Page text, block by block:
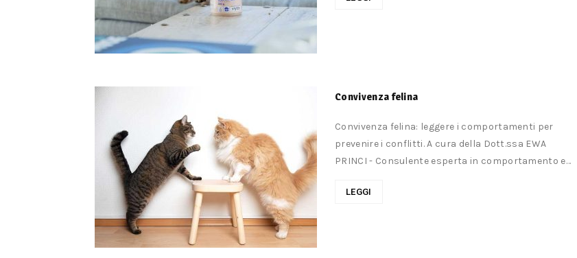
Convivenza felina
Convivenza felina: leggere i comportamenti per
prevenire i conflitti. A cura della Dott.ssa EWA
PRINCI - Consulente esperta in comportamento ed
LEGGI